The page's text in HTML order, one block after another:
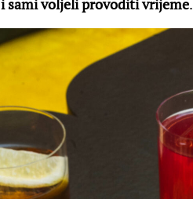
i sami voljeli provoditi vrijeme.